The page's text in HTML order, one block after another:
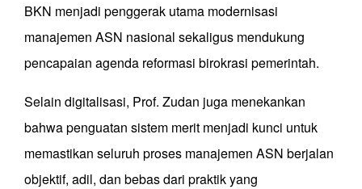
BKN menjadi penggerak utama modernisasi
manajemen ASN nasional sekaligus mendukung
pencapaian agenda reformasi birokrasi pemerintah.
Selain digitalisasi, Prof. Zudan juga menekankan
bahwa penguatan sistem merit menjadi kunci untuk
memastikan seluruh proses manajemen ASN berjalan
objektif, adil, dan bebas dari praktik yang